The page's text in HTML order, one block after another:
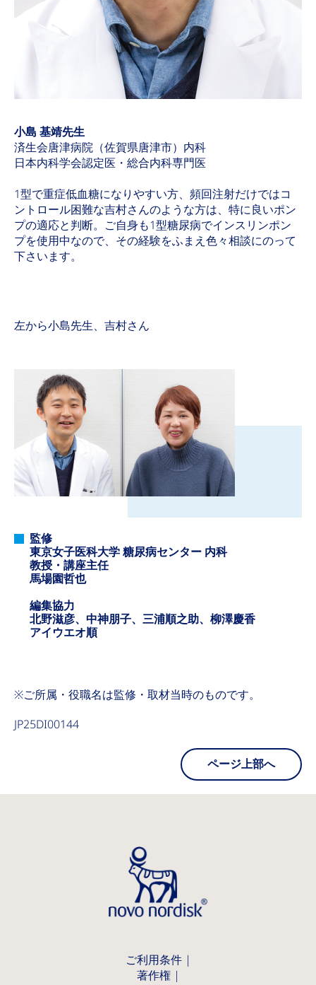
小島 基靖先生
済生会唐津病院（佐賀県唐津市）内科
日本内科学会認定医・総合内科専門医
1型で重症低血糖になりやすい方、頻回注射だけではコ
ントロール困難な吉村さんのような方は、特に良いポン
プの適応と判断。ご自身も1型糖尿病でインスリンポン
プを使用中なので、その経験をふまえ色々相談にのって
下さいます。
左から小島先生、吉村さん
監修
東京女子医科大学 糖尿病センター 内科
教授・講座主任
馬場園哲也
編集協力
北野滋彦、中神朋子、三浦順之助、柳澤慶香
アイウエオ順
※ご所属・役職名は監修・取材当時のものです。
JP25DI00144
ページ上部へ
ご利用条件
著作権